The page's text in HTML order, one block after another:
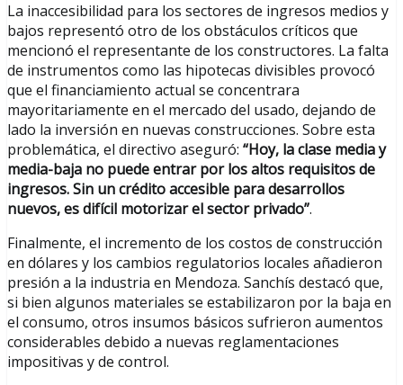
La inaccesibilidad para los sectores de ingresos medios y
bajos representó otro de los obstáculos críticos que
mencionó el representante de los constructores. La falta
de instrumentos como las hipotecas divisibles provocó
que el financiamiento actual se concentrara
mayoritariamente en el mercado del usado, dejando de
lado la inversión en nuevas construcciones. Sobre esta
problemática, el directivo aseguró: “Hoy, la clase media y
media-baja no puede entrar por los altos requisitos de
ingresos. Sin un crédito accesible para desarrollos
nuevos, es difícil motorizar el sector privado”.
Finalmente, el incremento de los costos de construcción
en dólares y los cambios regulatorios locales añadieron
presión a la industria en Mendoza. Sanchís destacó que,
si bien algunos materiales se estabilizaron por la baja en
el consumo, otros insumos básicos sufrieron aumentos
considerables debido a nuevas reglamentaciones
impositivas y de control.